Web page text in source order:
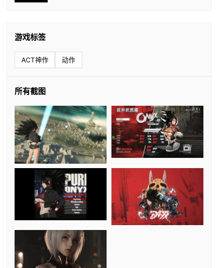
游戏标签
ACT神作 动作
所有截图